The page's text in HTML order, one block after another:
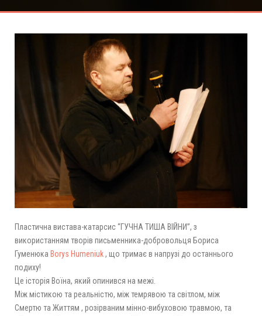
Пластична вистава-катарсис “ГУЧНА ТИША ВІЙНИ”, з
використанням творів письменника-добровольця Бориса
Гуменюка Borys Humeniuk, що тримає в напрузі до останнього
подиху!
Це історія Воїна, який опинився на межі.
Між містикою та реальністю, між темрявою та світлом, між
Смертю та Життям , розірваним мінно-вибуховою травмою, та